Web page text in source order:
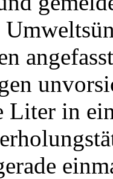
Liter in